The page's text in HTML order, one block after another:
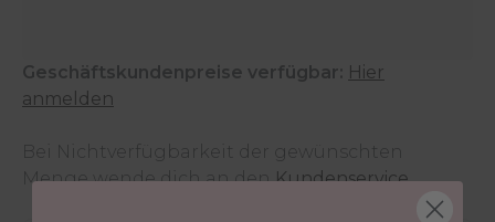
Geschäftskundenpreise verfügbar: Hier
anmelden
Bei Nichtverfügbarkeit der gewünschten
Menge wende dich an denKundenservice.